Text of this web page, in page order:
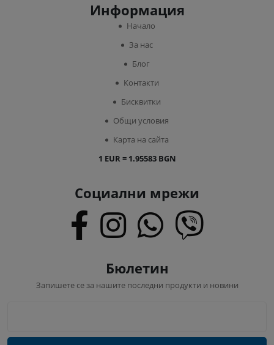
Информация
Начало
За нас
Блог
Контакти
Бисквитки
Общи условия
Карта на сайта
1 EUR = 1.95583 BGN
Социални мрежи
Бюлетин
Запишете се за нашите последни продукти и новини